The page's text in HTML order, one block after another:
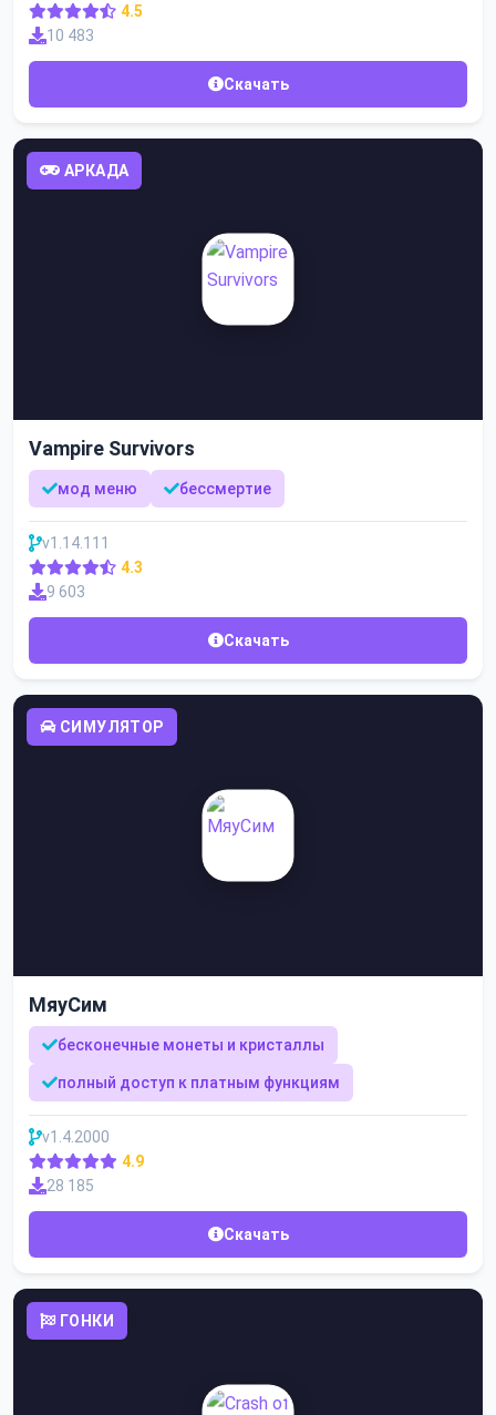
4.5
10 483
Скачать
АРКАДА
Vampire Survivors
мод меню бессмертие
v1.14.111
4.3
9 603
Скачать
СИМУЛЯТОР
МяуСим
бесконечные монеты и кристаллы
полный доступ к платным функциям
v1.4.2000
4.9
28 185
Скачать
ГОНКИ